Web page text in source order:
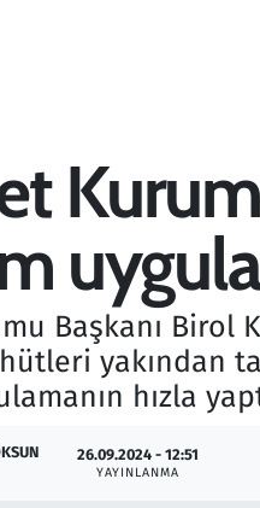
Başkanı Birol
yakından
hızla
26.09.2024 - 12:51
YAYINLANMA